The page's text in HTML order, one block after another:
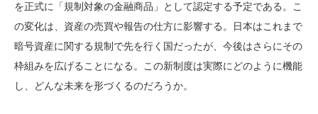
を正式に「規制対象の金融商品」として認定する予定である。こ
の変化は、資産の売買や報告の仕方に影響する。日本はこれまで
暗号資産に関する規制で先を行く国だったが、今後はさらにその
枠組みを広げることになる。この新制度は実際にどのように機能
し、どんな未来を形づくるのだろうか。